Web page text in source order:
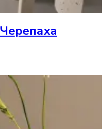
Черепаха